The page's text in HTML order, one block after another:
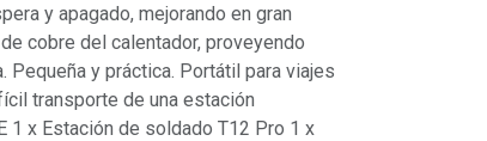
y apagado, mejorando en gran
cobre del calentador, proveyendo
Pequeña y práctica. Portátil para viajes
transporte de una estación
1 x Estación de soldado T12 Pro 1 x